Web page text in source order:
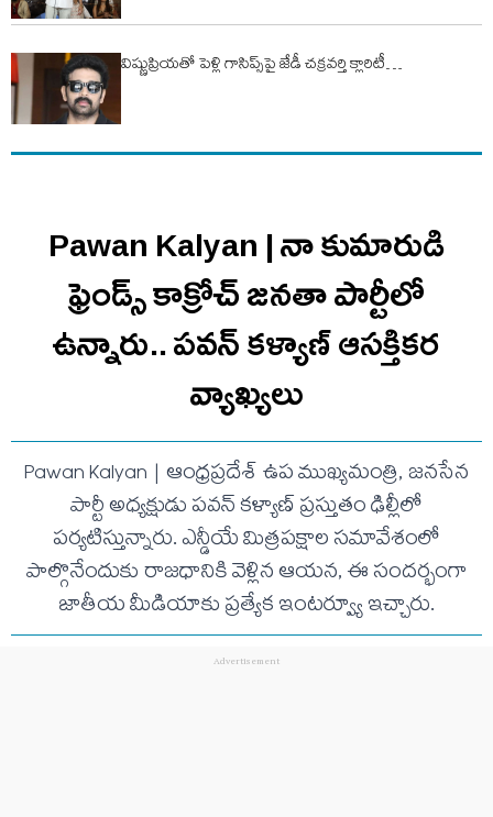
విష్ణుప్రియతో పెళ్లి గాసిప్స్‌పై జేడీ చక్రవర్తి క్లారిటీ…
Pawan Kalyan | నా కుమారుడి
ఫ్రెండ్స్ కాక్రోచ్ జనతా పార్టీలో
ఉన్నారు.. ప‌వ‌న్ క‌ళ్యాణ్ ఆసక్తిక‌ర
వ్యాఖ్య‌లు
Pawan Kalyan | ఆంధ్రప్రదేశ్ ఉప ముఖ్యమంత్రి, జనసేన
పార్టీ అధ్యక్షుడు పవన్ కళ్యాణ్ ప్రస్తుతం ఢిల్లీలో
పర్యటిస్తున్నారు. ఎన్డీయే మిత్రపక్షాల సమావేశంలో
పాల్గొనేందుకు రాజధానికి వెళ్లిన ఆయన, ఈ సందర్భంగా
జాతీయ మీడియాకు ప్రత్యేక ఇంటర్వ్యూ ఇచ్చారు.